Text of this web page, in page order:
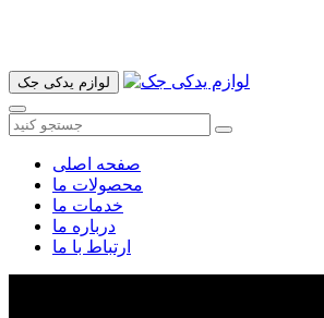
لوازم یدکی جک
صفحه اصلی
محصولات ما
خدمات ما
درباره ما
ارتباط با ما